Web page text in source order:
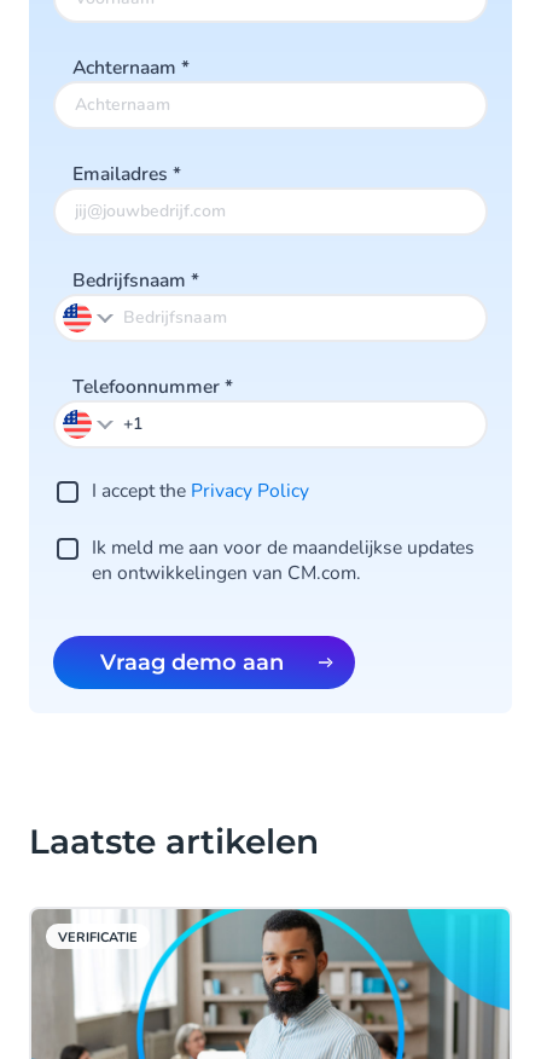
Achternaam *
Emailadres *
Bedrijfsnaam *
Telefoonnummer*
I accept the Privacy Po licy
Ik meld me aan voor de maandelijkse updates
en ontwikkelingen van CM.com.
Vraag demo aan
Laatste artikelen
VERIFICATIE